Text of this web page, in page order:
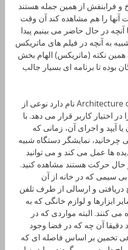
و فرابنفش از همین جمله هستند
را هم مشاهده کند آن وقت
در حال حاضر می بینیم پیدا
به آنچه در فیلم های ماتریکس
نکته (ماتریکس) الهام بخش
بوده تا برنامه ای بسیار جالب
این برنامه که Architecture of Radio نام دارد نوعی از
اختیار کاربر قرار می دهد. با
آیپد و اجرای آن، زمانی که
نمایشگر دستگاه شبیه
ها عمل می کند و می توانید
حال حرکت هستند مشاهده کنید.
سیمی که در خانه از آن
دریافتی و ارسالی از طرف تلفن
ابزارها و لوازم خانگی که به
می کنند. البته مواردی که در
دقیقا آن چه که در فضا وجود
تخمین بر اساس فاصله ای که